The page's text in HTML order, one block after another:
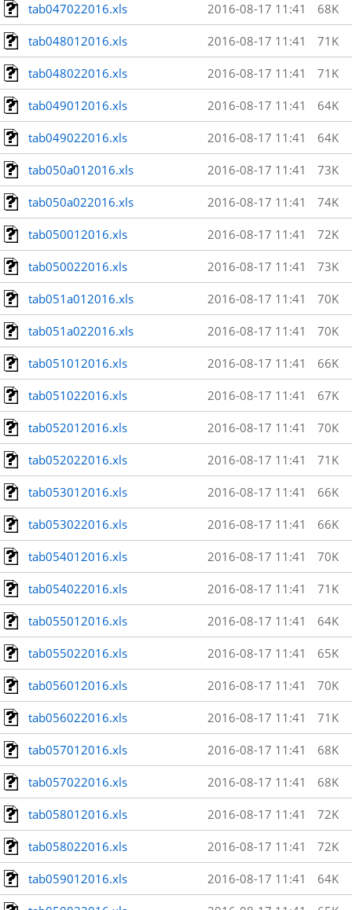
tab047022016.xls 2016-08-17 11:41 68K
tab048012016.xls 2016-08-17 11:41 71K
tab048022016.xls 2016-08-17 11:41 71K
tab049012016.xls 2016-08-17 11:41 64K
tab049022016.xls 2016-08-17 11:41 64K
tab050a012016.xls 2016-08-17 11:41 73K
tab050a022016.xls 2016-08-17 11:41 74K
tab050012016.xls 2016-08-17 11:41 72K
tab050022016.xls 2016-08-17 11:41 73K
tab051a012016.xls 2016-08-17 11:41 70K
tab051a022016.xls 2016-08-17 11:41 70K
tab051012016.xls 2016-08-17 11:41 66K
tab051022016.xls 2016-08-17 11:41 67K
tab052012016.xls 2016-08-17 11:41 70K
tab052022016.xls 2016-08-17 11:41 71K
tab053012016.xls 2016-08-17 11:41 66K
tab053022016.xls 2016-08-17 11:41 66K
tab054012016.xls 2016-08-17 11:41 70K
tab054022016.xls 2016-08-17 11:41 71K
tab055012016.xls 2016-08-17 11:41 64K
tab055022016.xls 2016-08-17 11:41 65K
tab056012016.xls 2016-08-17 11:41 70K
tab056022016.xls 2016-08-17 11:41 71K
tab057012016.xls 2016-08-17 11:41 68K
tab057022016.xls 2016-08-17 11:41 68K
tab058012016.xls 2016-08-17 11:41 72K
tab058022016.xls 2016-08-17 11:41 72K
tab059012016.xls 2016-08-17 11:41 64K